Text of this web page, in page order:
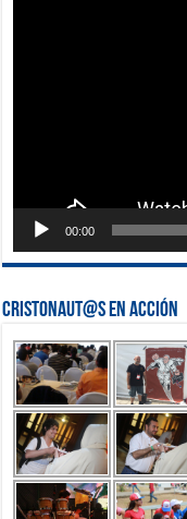
00:00
Cristonaut@s en Acción